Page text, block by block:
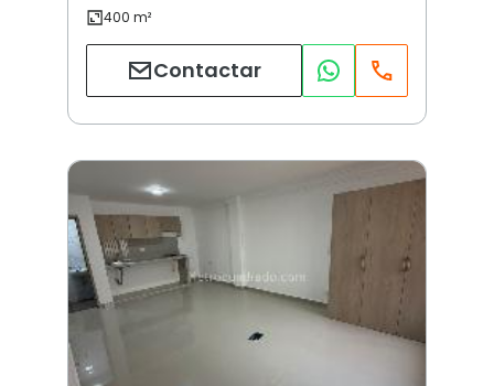
Contactar